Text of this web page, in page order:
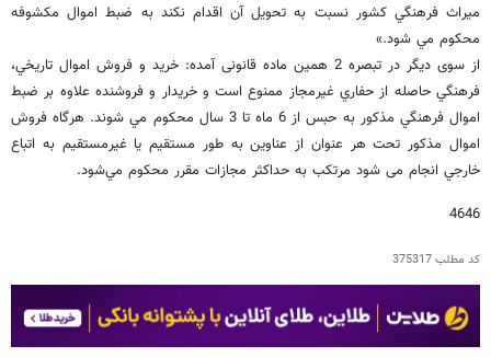
ميراث فرهنگي كشور نسبت به تحويل آن اقدام نکند به ضبط اموال مكشوفه
محكوم مي شود.»
از سوی دیگر در تبصره 2 همین ماده قانونی آمده: خريد و فروش اموال تاريخي،
فرهنگي حاصله از حفاري غيرمجاز ممنوع است و خريدار و فروشنده علاوه بر ضبط
اموال فرهنگي مذكور به حبس از 6 ماه تا 3 سال محكوم مي شوند. هرگاه فروش
اموال مذكور تحت هر عنوان از عناوين به طور مستقيم يا غيرمستقيم به اتباع
خارجي انجام می شود مرتكب به حداكثر مجازات مقرر محكوم مي‌شود.
4646
کد مطلب375317